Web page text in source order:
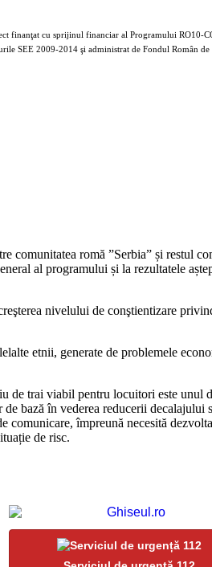
finanţat cu sprijinul financiar al Programului RO10-
SEE 2009-2014 şi administrat de Fondul Român de
comunitatea romă ”Serbia” și restul
al programului și la rezultatele
nivelului de conştientizare
etnii, generate de problemele
trai viabil pentru locuitori este unul
bază în vederea reducerii
împreună necesită
de risc.